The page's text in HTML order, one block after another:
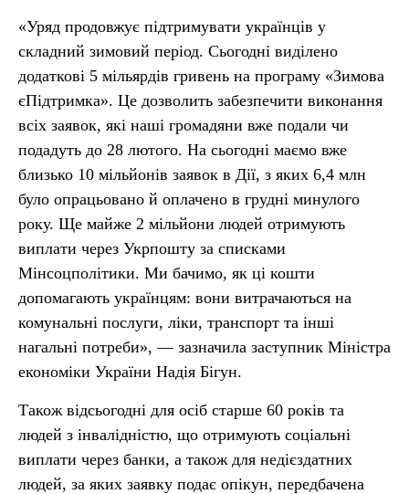
«Уряд продовжує підтримувати українців у
складний зимовий період. Сьогодні виділено
додаткові 5 мільярдів гривень на програму «Зимова
єПідтримка». Це дозволить забезпечити виконання
всіх заявок, які наші громадяни вже подали чи
подадуть до 28 лютого. На сьогодні маємо вже
близько 10 мільйонів заявок в Дії, з яких 6,4 млн
було опрацьовано й оплачено в грудні минулого
року. Ще майже 2 мільйони людей отримують
виплати через Укрпошту за списками
Мінсоцполітики. Ми бачимо, як ці кошти
допомагають українцям: вони витрачаються на
комунальні послуги, ліки, транспорт та інші
нагальні потреби», — зазначила заступник Міністра
економіки України Надія Бігун.
Також відсьогодні для осіб старше 60 років та
людей з інвалідністю, що отримують соціальні
виплати через банки, а також для недієздатних
людей, за яких заявку подає опікун, передбачена